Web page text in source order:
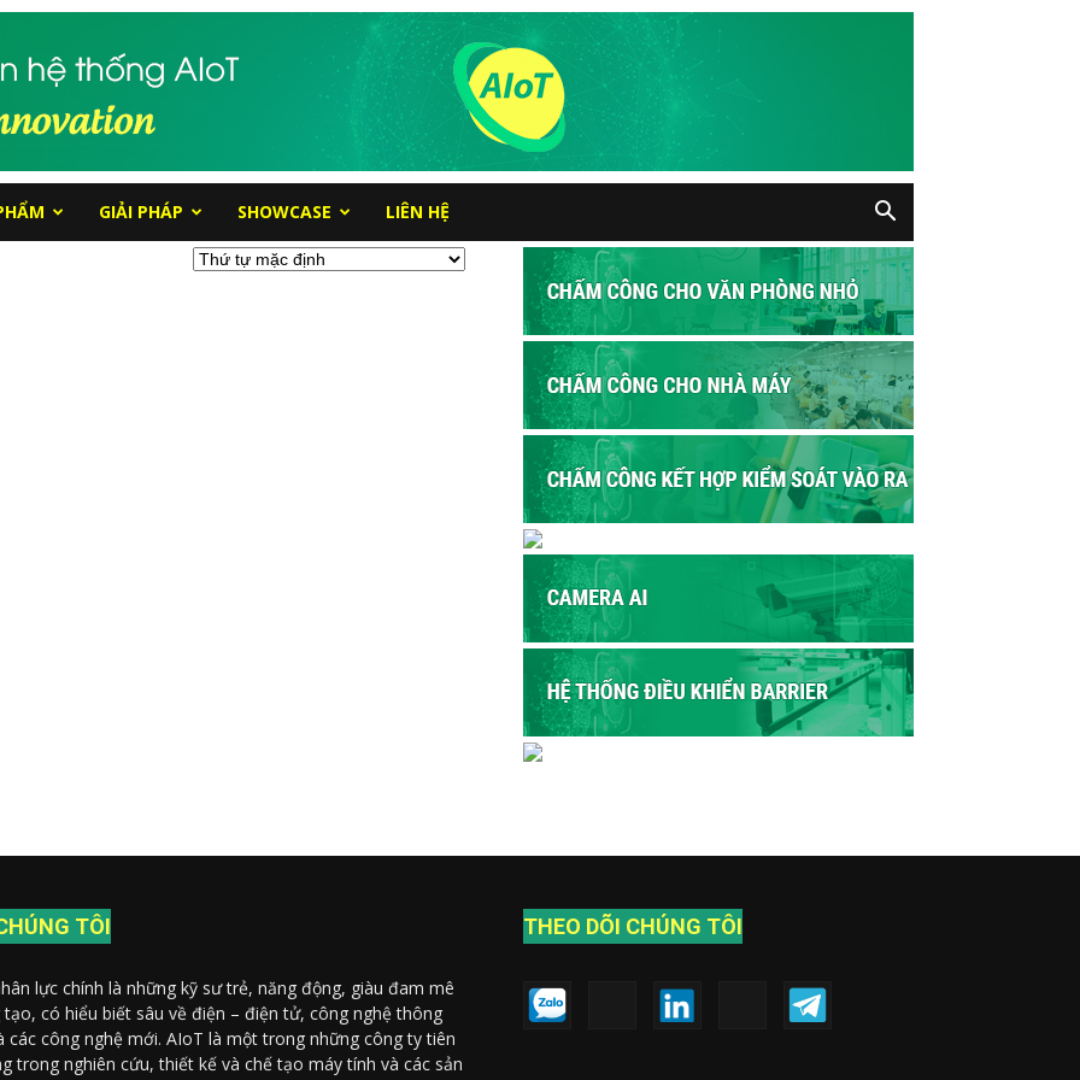
GIẢI PHÁP SHOWCASE LIÊN HỆ
TÔI
lực chính là những kỹ sư trẻ, năng động, giàu đam mê
tạo, có hiểu biết sâu về điện – điện tử, công nghệ thông
các công nghệ mới. AIoT là một trong những công ty tiên
trong nghiên cứu, thiết kế và chế tạo máy tính và các sản
THEO DÕI CHÚNG TÔI